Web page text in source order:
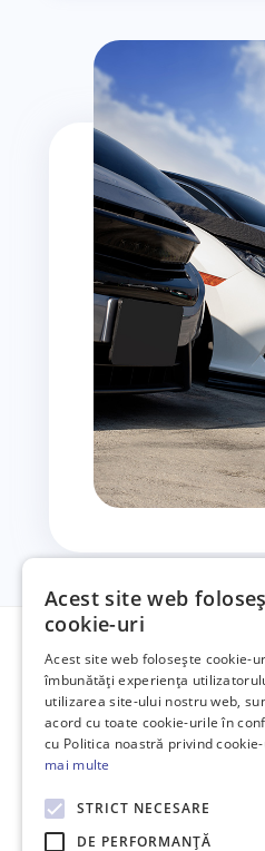
Platformă de anunțuri auto și
auto online.
Acest site web
cookie-uri
Acest site web folosește cookie-
îmbunătăți experiența
utilizarea site-ului nostru web,
acord cu toate cookie-urile în
cu Politica noastră privind
mai multe
STRICT NECESARE
DE PERFORMANȚĂ